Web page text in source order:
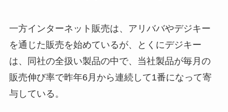
一方インターネット販売は、アリババやデジキー
を通じた販売を始めているが、とくにデジキー
は、同社の全扱い製品の中で、当社製品が毎月の
販売伸び率で昨年6月から連続して1番になって寄
与している。